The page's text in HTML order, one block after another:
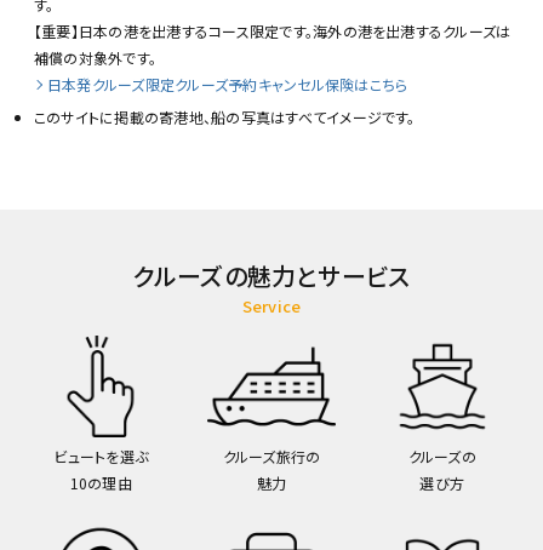
す。
【重要】日本の港を出港するコース限定です。海外の港を出港するクルーズは
補償の対象外です。
日本発クルーズ限定クルーズ予約キャンセル保険はこちら
このサイトに掲載の寄港地、船の写真はすべてイメージです。
クルーズの魅力とサービス
Service
ビュートを選ぶ
10の理由
クルーズ旅行の
魅力
クルーズの
選び方